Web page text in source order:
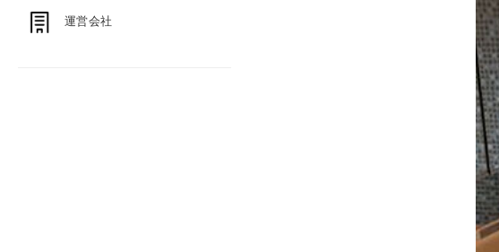
運営会社